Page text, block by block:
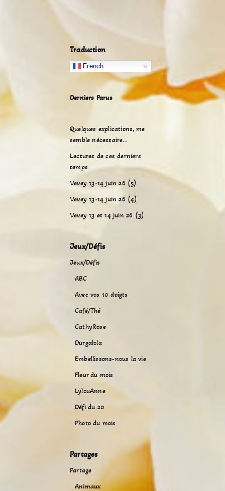
Traduction
French
Derniers Parus
Quelques explications, me
semble nécessaire…
Lectures de ces derniers
temps
Vevey 13-14 juin 26 (5)
Vevey 13-14 juin 26 (4)
Vevey 13 et 14 juin 26 (3)
Jeux/Défis
Jeux/Défis
ABC
Avec vos 10 doigts
Café/Thé
CathyRose
Durgalola
Embellissons-nous la vie
Fleur du mois
LylouAnne
Défi du 20
Photo du mois
Partages
Partage
Animaux